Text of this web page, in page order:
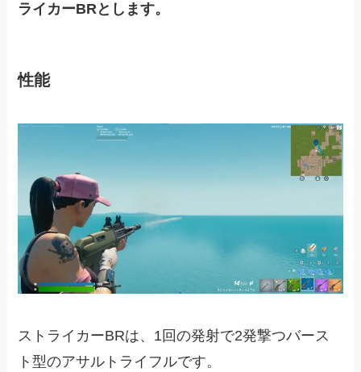
ライカーBRとします。
性能
ストライカーBRは、1回の発射で2発撃つバース
ト型のアサルトライフルです。